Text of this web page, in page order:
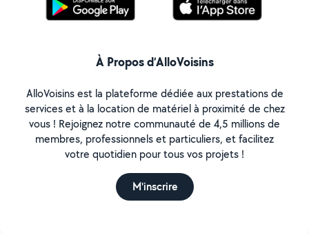
À Propos d’AlloVoisins
AlloVoisins est la plateforme dédiée aux prestations de
services et à la location de matériel à proximité de chez
vous ! Rejoignez notre communauté de 4,5 millions de
membres, professionnels et particuliers, et facilitez
votre quotidien pour tous vos projets !
M'inscrire